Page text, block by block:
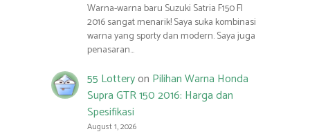
Warna-warna baru Suzuki Satria F150 FI
2016 sangat menarik! Saya suka kombinasi
warna yang sporty dan modern. Saya juga
penasaran…
55 Lotteryon Pilihan Warna Honda
Supra GTR 150 2016: Harga dan
Spesifikasi
August 1, 2026